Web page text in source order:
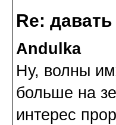
Re:
Andulka
Ну, волны
больше на
интерес